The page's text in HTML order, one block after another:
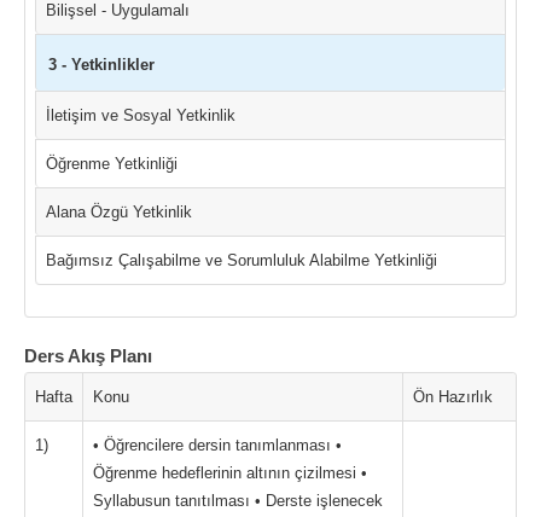
Bilişsel - Uygulamalı
3 - Yetkinlikler
İletişim ve Sosyal Yetkinlik
Öğrenme Yetkinliği
Alana Özgü Yetkinlik
Bağımsız Çalışabilme ve Sorumluluk Alabilme Yetkinliği
Ders Akış Planı
Hafta Konu Ön Hazırlık
1)
• Öğrencilere dersin tanımlanması •
Öğrenme hedeflerinin altının çizilmesi •
Syllabusun tanıtılması • Derste işlenecek